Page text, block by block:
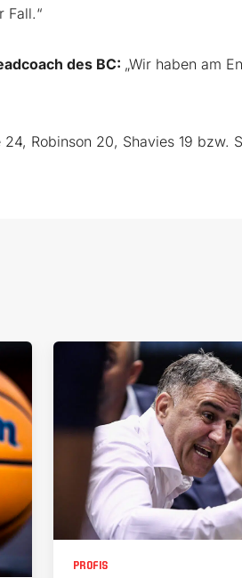
Fall.“
des BC: „Wir haben am
24, Robinson 20, Shavies 19 bzw.
PROFIS